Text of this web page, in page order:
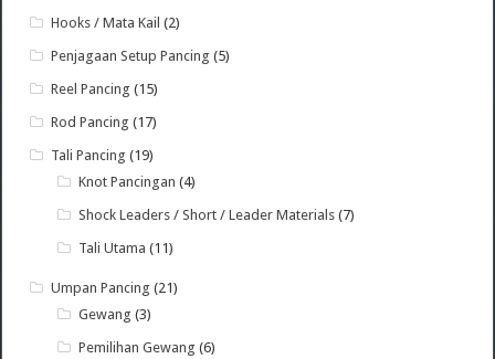
Hooks / Mata Kail (2)
Penjagaan Setup Pancing (5)
Reel Pancing (15)
Rod Pancing (17)
Tali Pancing (19)
Knot Pancingan (4)
Shock Leaders / Short / Leader Materials (7)
Tali Utama (11)
Umpan Pancing (21)
Gewang (3)
Pemilihan Gewang (6)